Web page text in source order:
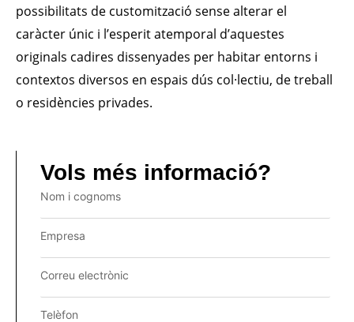
possibilitats de customització sense alterar el
caràcter únic i l’esperit atemporal d’aquestes
originals cadires dissenyades per habitar entorns i
contextos diversos en espais dús col·lectiu, de treball
o residències privades.
Vols més informació?